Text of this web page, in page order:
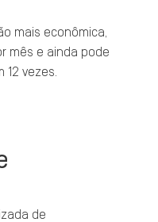
mais econômica,
mês e ainda pode
vezes.
de